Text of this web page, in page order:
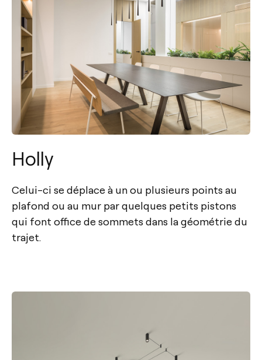
Holly
Celui-ci se déplace à un ou plusieurs points au
plafond ou au mur par quelques petits pistons
qui font office de sommets dans la géométrie du
trajet.